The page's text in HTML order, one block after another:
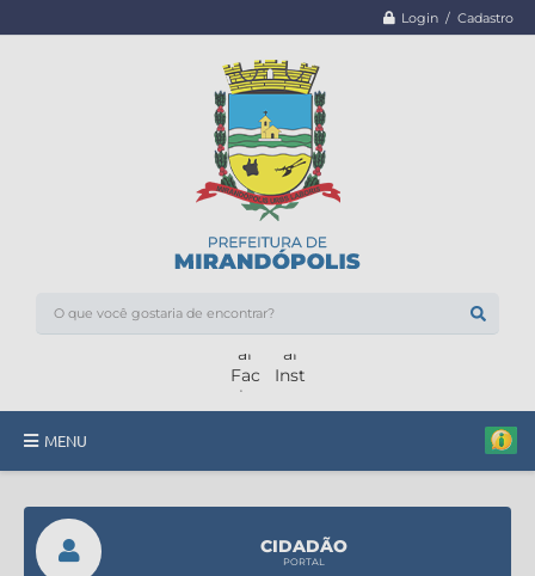
Login / Cadastro
MENU
Protocolo CIDADÃO
PORTAL